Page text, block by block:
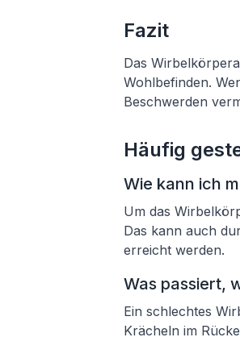
Fazit
Das
Wohlbefinden.
Beschwerden
Häufig
Wie kann ich
Um das
Das kann auch
erreicht werden.
Was passiert,
Ein schlechtes
Krächeln im